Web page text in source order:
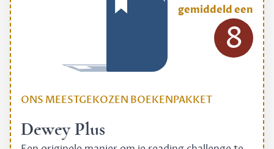
ONS MEESTGEKOZEN BOEKENPAKKET
Dewey Plus
gemiddeld een
8